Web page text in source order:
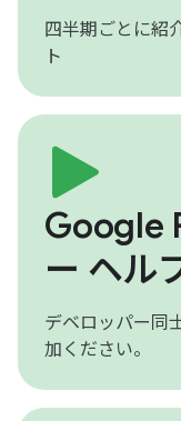
四半期ごとに紹
ト
Google
ー ヘル
デベロッパー同
加ください。